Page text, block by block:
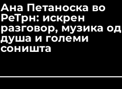
Ана Петаноска во
РеТрн: искрен
разговор, музика од
душа и големи
соништа